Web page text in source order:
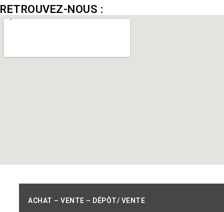
RETROUVEZ-NOUS :
ACHAT – VENTE – DÉPÔT/ VENTE